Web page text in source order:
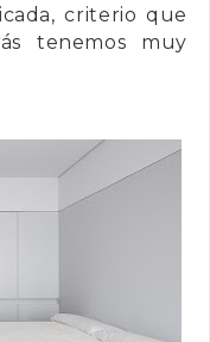
criterio que
tenemos muy